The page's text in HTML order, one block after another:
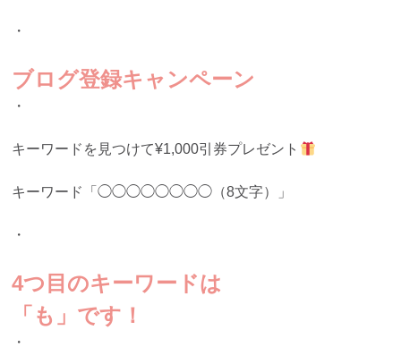
・
ブログ登録キャンペーン
・
キーワードを見つけて¥1,000引券プレゼント
キーワード「◯◯◯◯◯◯◯◯（8文字）」
・
4つ目のキーワードは
「も」です！
・